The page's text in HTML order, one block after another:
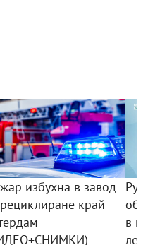
избухна в завод
край
в